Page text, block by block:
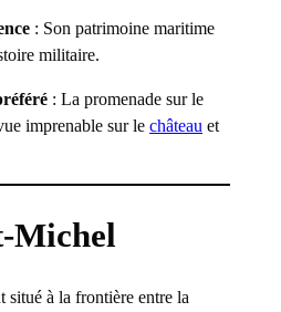
: Son patrimoine maritime
militaire.
: La promenade sur le
imprenable sur lechâteau et
Michel
situé à la frontière entre la